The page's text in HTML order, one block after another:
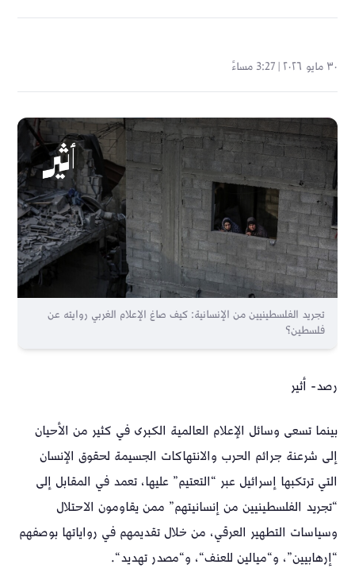
٣٠ مايو ٢٠٢٦ | 3:27 مساءً
تجريد الفلسطينيين من الإنسانية: كيف صاغ الإعلام الغربي روايته عن
فلسطين؟
رصد- أثير
بينما تسعى وسائل الإعلام العالمية الكبرى في كثير من الأحيان
إلى شرعنة جرائم الحرب والانتهاكات الجسيمة لحقوق الإنسان
التي ترتكبها إسرائيل عبر “التعتيم” عليها، تعمد في المقابل إلى
“تجريد الفلسطينيين من إنسانيتهم” ممن يقاومون الاحتلال
وسياسات التطهير العرقي، من خلال تقديمهم في رواياتها بوصفهم
“إرهابيين”، و“ميالين للعنف“، و“مصدر تهديد“.